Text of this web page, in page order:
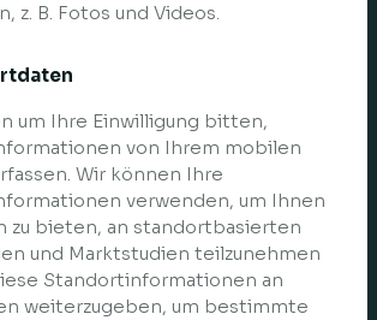
z. B. Fotos und Videos.
um Ihre Einwilligung bitten,
von Ihrem mobilen
Wir können Ihre
verwenden, um Ihnen
zu bieten, an standortbasierten
und Marktstudien teilzunehmen
Standortinformationen an
weiterzugeben, um bestimmte